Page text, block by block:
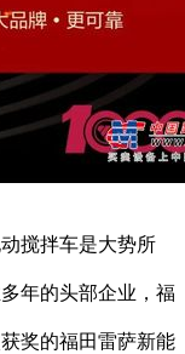
搅拌车是大势所
年的头部企业，福
奖的福田雷萨新能